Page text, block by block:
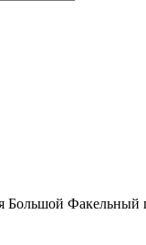
Большой Факельный